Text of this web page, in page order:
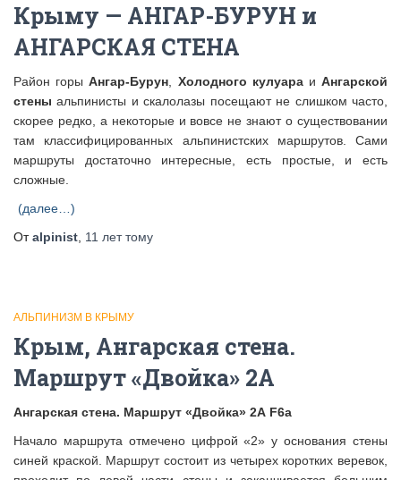
Крыму — АНГАР-БУРУН и
АНГАРСКАЯ СТЕНА
Район горыАнгар-Бурун Холодного кулуараиАнгарской
стены альпинисты и скалолазы посещают не слишком часто,
скорее редко, а некоторые и вовсе не знают о существовании
там классифицированных альпинистских маршрутов. Сами
маршруты достаточно интересные, есть простые, и есть
сложные.
(далее…)
Отalpinist 11 леттому
АЛЬПИНИЗМ В КРЫМУ
Крым, Ангарская стена.
Маршрут «Двойка» 2А
Ангарская стена. Маршрут «Двойка» 2А F6a
Начало маршрута отмечено цифрой «2» у основания стены
синей краской. Маршрут состоит из четырех коротких веревок,